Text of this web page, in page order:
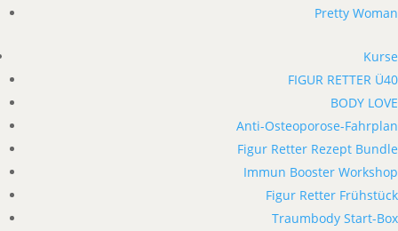
Pretty Woman
Kurse
FIGUR RETTER Ü40
BODY LOVE
Anti-Osteoporose-Fahrplan
Figur Retter Rezept Bundle
Immun Booster Workshop
Figur Retter Frühstück
Traumbody Start-Box